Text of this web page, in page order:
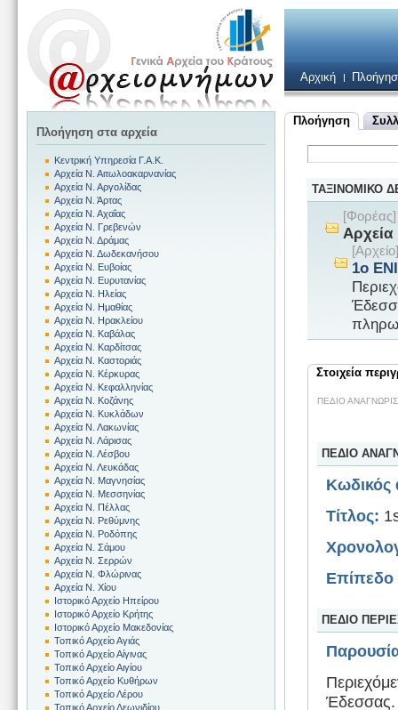
Αρχική
Πλοήγηση
ΤΑΞΙΝΟΜΙΚΟ
1ο
Στοιχεία
ΠΕΔΙΟ
ΠΕΔΙΟ
Κωδικός
Τίτλος:
Επίπεδο
ΠΕΔΙΟ
Έδεσσας.
Πλοήγηση στα αρχεία
Κεντρική Υπηρεσία Γ.Α.Κ.
Αρχεία Ν. Αιτωλοακαρνανίας
Αρχεία Ν. Αργολίδας
Αρχεία Ν. Άρτας
Αρχεία Ν. Αχαΐας
Αρχεία Ν. Γρεβενών
Αρχεία Ν. Δράμας
Αρχεία Ν. Δωδεκανήσου
Αρχεία Ν. Ευβοίας
Αρχεία Ν. Ευρυτανίας
Αρχεία Ν. Ηλείας
Αρχεία Ν. Ημαθίας
Αρχεία Ν. Ηρακλείου
Αρχεία Ν. Καβάλας
Αρχεία Ν. Καρδίτσας
Αρχεία Ν. Καστοριάς
Αρχεία Ν. Κέρκυρας
Αρχεία Ν. Κεφαλληνίας
Αρχεία Ν. Κοζάνης
Αρχεία Ν. Κυκλάδων
Αρχεία Ν. Λακωνίας
Αρχεία Ν. Λάρισας
Αρχεία Ν. Λέσβου
Αρχεία Ν. Λευκάδας
Αρχεία Ν. Μαγνησίας
Αρχεία Ν. Μεσσηνίας
Αρχεία Ν. Πέλλας
Αρχεία Ν. Ρεθύμνης
Αρχεία Ν. Ροδόπης
Αρχεία Ν. Σάμου
Αρχεία Ν. Σερρών
Αρχεία Ν. Φλώρινας
Αρχεία Ν. Χίου
Ιστορικό Αρχείο Ηπείρου
Ιστορικό Αρχείο Κρήτης
Ιστορικό Αρχείο Μακεδονίας
Τοπικό Αρχείο Αγιάς
Τοπικό Αρχείο Αίγινας
Τοπικό Αρχείο Αιγίου
Τοπικό Αρχείο Κυθήρων
Τοπικό Αρχείο Λέρου
Τοπικό Αρχείο Λεωνιδίου